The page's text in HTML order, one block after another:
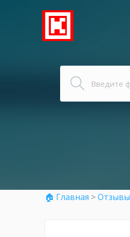
🏠 Главная >Отзывы